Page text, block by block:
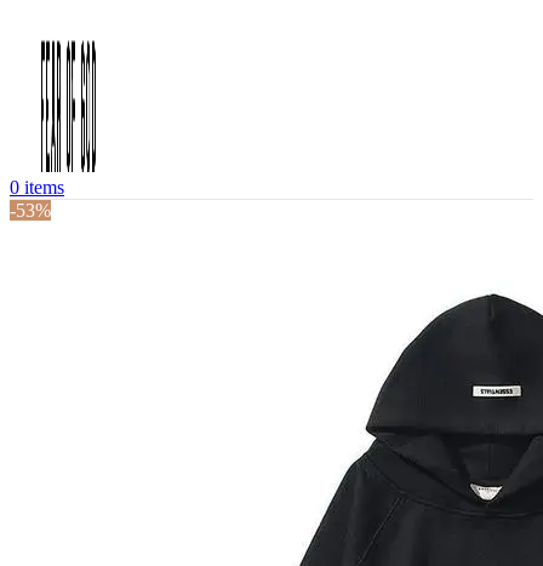
0 items
-53%